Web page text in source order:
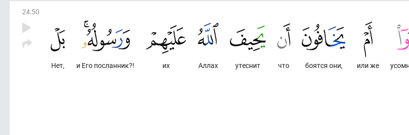
24:50
или же
боятся они,
что
утеснит
Аллах
их
и Его посланник?!
Нет,